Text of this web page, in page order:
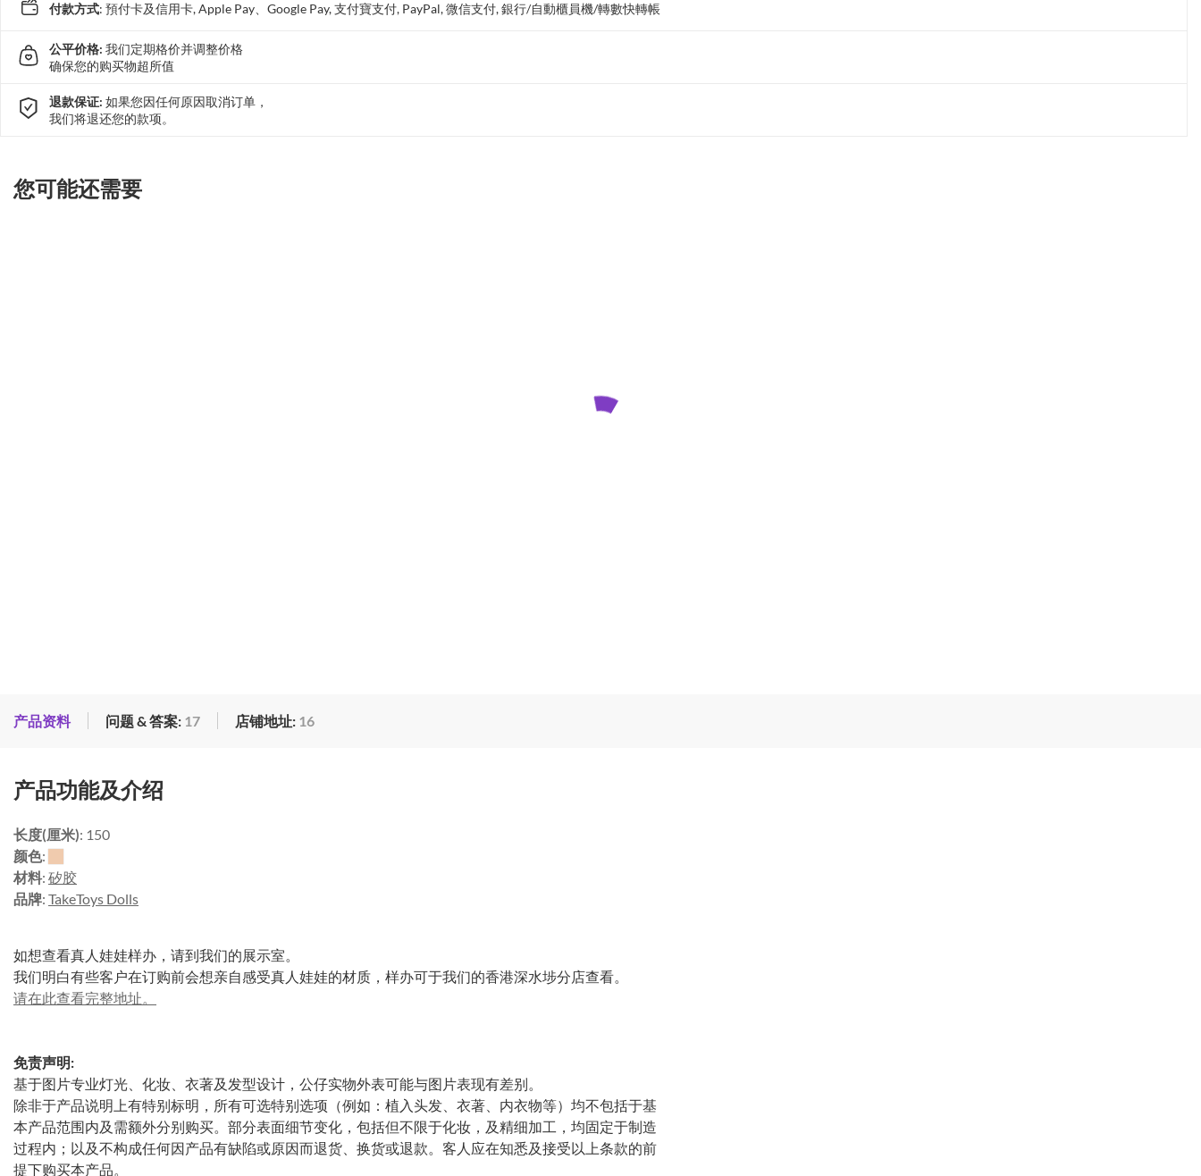
付款方式: 預付卡及信用卡, Apple Pay、Google Pay, 支付寶支付, PayPal, 微信支付, 銀行/自動櫃員機/轉數快轉帳
公平价格: 我们定期格价并调整价格
确保您的购买物超所值
退款保证: 如果您因任何原因取消订单，
我们将退还您的款项。
您可能还需要
产品资料 问题 & 答案: 17 店铺地址: 16
产品功能及介绍
长度(厘米): 150
颜色:
材料: 矽胶
品牌: TakeToys Dolls
如想查看真人娃娃样办，请到我们的展示室。
我们明白有些客户在订购前会想亲自感受真人娃娃的材质，样办可于我们的香港深水埗分店查看。
请在此查看完整地址。
免责声明:
基于图片专业灯光、化妆、衣著及发型设计，公仔实物外表可能与图片表现有差别。
除非于产品说明上有特别标明，所有可选特别选项（例如：植入头发、衣著、内衣物等）均不包括于基
本产品范围内及需额外分别购买。部分表面细节变化，包括但不限于化妆，及精细加工，均固定于制造
过程内；以及不构成任何因产品有缺陷或原因而退货、换货或退款。客人应在知悉及接受以上条款的前
提下购买本产品。